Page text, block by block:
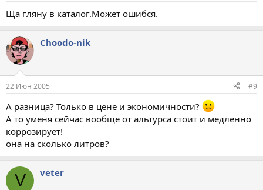
Ща гляну в каталог.Может ошибся.
Choodo-nik
22 Июн 2005 #9
А разница? Только в цене и экономичности?
А то уменя сейчас вообще от альтурса стоит и медленно
коррозирует!
она на сколько литров?
V veter